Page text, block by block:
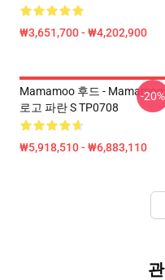
₩3,651,700 - ₩4,202,900
Mamamoo 후드 - Mamamoo
로고 파란 S TP0708
₩5,918,510 - ₩6,883,110
-20%